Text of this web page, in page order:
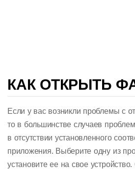
КАК ОТКРЫТЬ
Если у вас возникли проблемы с
то в большинстве случаев
в отсутствии установленного
приложения. Выберите одну из
установите ее на свое